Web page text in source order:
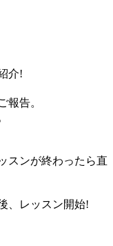
介!
報告。
スンが終わったら直
、レッスン開始!